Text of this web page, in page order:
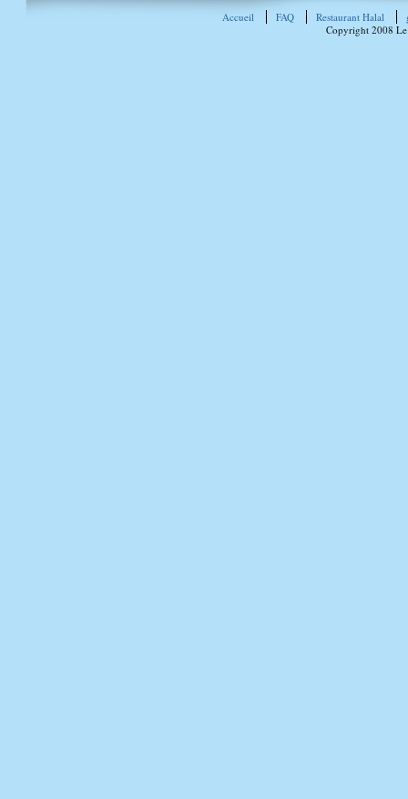
Accueil FAQ Restaurant Halal
Copyright 2008